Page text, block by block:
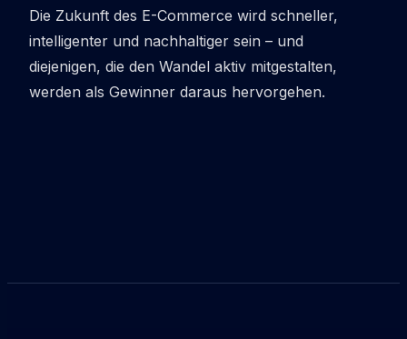
Die Zukunft des E-Commerce wird schneller,
intelligenter und nachhaltiger sein – und
diejenigen, die den Wandel aktiv mitgestalten,
werden als Gewinner daraus hervorgehen.